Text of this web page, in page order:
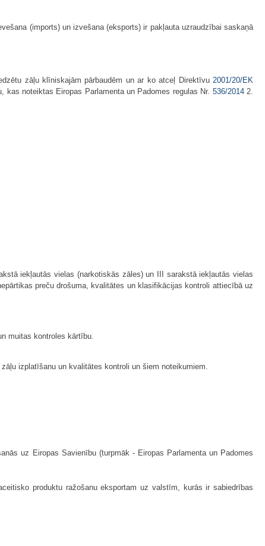
(imports) un izvešana (eksports) ir pakļauta uzraudzībai saskaņā
zāļu klīniskajām pārbaudēm un ar ko atceļ Direktīvu2001/20/EK
noteiktas Eiropas Parlamenta un Padomes regulas Nr. 536/20142.
iekļautās vielas (narkotiskās zāles) un III sarakstā iekļautās vielas
preču drošuma, kvalitātes un klasifikācijas kontroli attiecībā uz
muitas kontroles kārtību.
izplatīšanu un kvalitātes kontroli un šiem noteikumiem.
uz Eiropas Savienību(turpmāk - Eiropas Parlamenta un Padomes
produktu ražošanu eksportam uz valstīm, kurās ir sabiedrības